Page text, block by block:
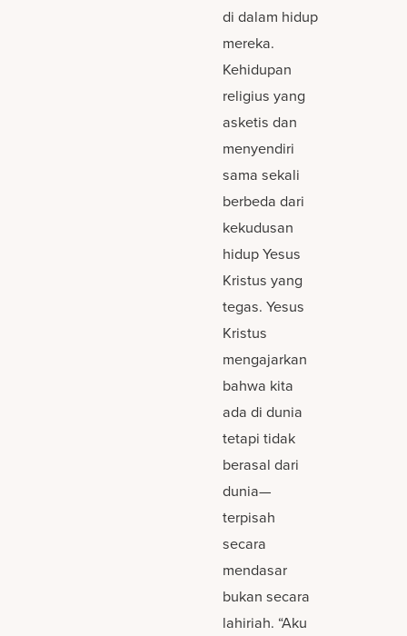
di dalam hidup
mereka.
Kehidupan
religius yang
asketis dan
menyendiri
sama sekali
berbeda dari
kekudusan
hidup Yesus
Kristus yang
tegas. Yesus
Kristus
mengajarkan
bahwa kita
ada di dunia
tetapi tidak
berasal dari
dunia—
terpisah
secara
mendasar
bukan secara
lahiriah. “Aku